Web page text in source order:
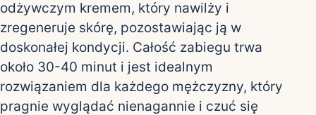
odżywczym kremem, który nawilży i
zregeneruje skórę, pozostawiając ją w
doskonałej kondycji. Całość zabiegu trwa
około 30-40 minut i jest idealnym
rozwiązaniem dla każdego mężczyzny, który
pragnie wyglądać nienagannie i czuć się